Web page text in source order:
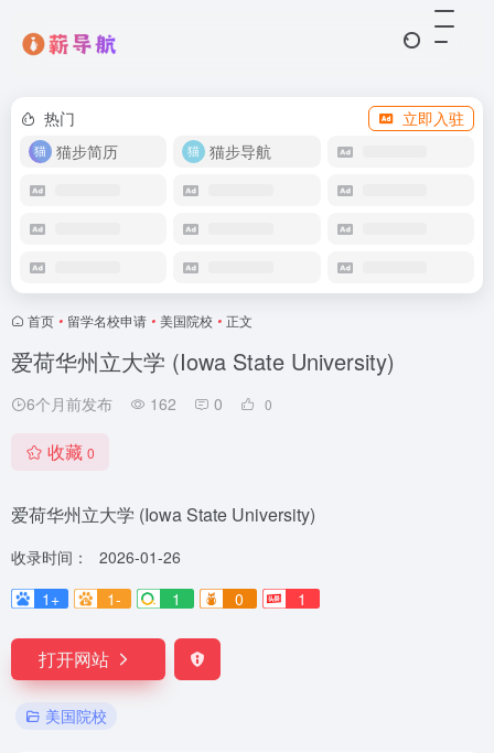
热门
立即入驻
猫步简历
猫步导航
首页 • 留学名校申请 • 美国院校 • 正文
爱荷华州立大学 (Iowa State University)
6个月前发布 162 0 0
收藏 0
爱荷华州立大学 (Iowa State University)
收录时间：
2026-01-26
1+
1- 1 0 1
打开网站
美国院校